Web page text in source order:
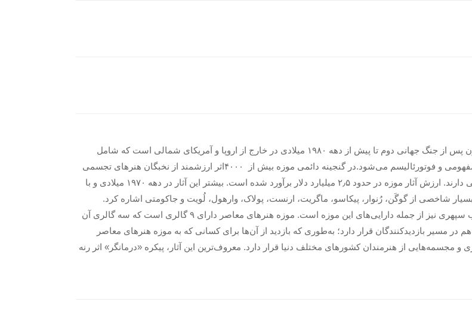
موزه هنرهای معاصر تهران دارای جامع‌ترین و مهم‌ترین گنجینه‌های هنر مدرن پس از جنگ جهانی دوم تا پیش از دهه ۱۹۸۰ میلادی در خارج از اروپا و آمریکای شمالی است که شامل
کارهای مهمی از جنبش‌های هیجان‌نمایی انتزاعی، پاپ آرت، مینیمالیسم، مفهومی و فوتورئالیسم می‌شود.در گنجینه دائمی موزه بیش از ۴۰۰۰اثر ارزشمند از نخبگان هنرهای تجسمی
ایران و جهان نگهداری می‌شود که نزدیک به ۴۰۰ عدد از آن‌ها ارزش استثنایی دارند. ارزش آثار موزه در حدود ۲٫۵ میلیارد دلار برآورد شده است. بیشتر این آثار در دهه ۱۹۷۰ میلادی و با
شاخصی از گوگَن، رُنوار، پیکاسو، ماگریت، ارنست، پولاک، وارهول، لُویت و جاکومتی اشاره کرد.
مجموعه بسیار مهمی از هنر معاصر ایران و نقاشی هنرمندانی چون سهراب سپهری نیز از جمله دارایی‌های این موزه است. موزه هنرهای معاصر دارای ۹ گالری است که سه گالری آن
هنرمندان یاد شده می‌پردازد و ۶ گالری موقت آن هم در مسیر بازدیدکنندگان قرار دارد؛ به‌طوری که بازدید از آن‌ها برای کسانی که به موزه هنرهای معاصر
مجسمه‌هایی از هنرمندان کشورهای مختلف دنیا قرار دارد. معروف‌ترین این آثار، پیکره «درمانگر» اثر رنه